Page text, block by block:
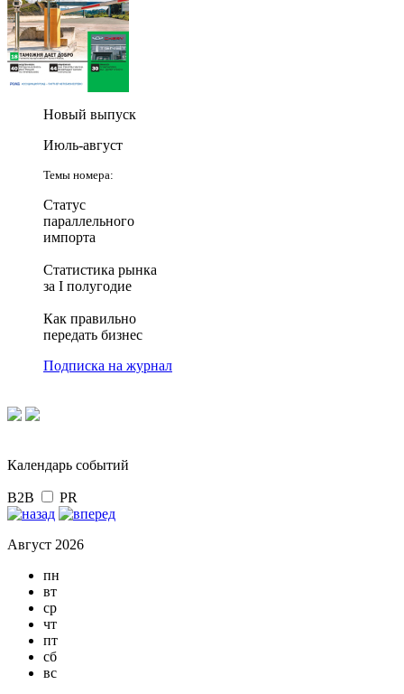
Новый выпуск
Июль-август
Темы номера:
Статус
параллельного
импорта
Статистика рынка
за I полугодие
Как правильно
передать бизнес
Подписка на журнал
Календарь событий
B2B PR
Август 2026
пн
вт
ср
чт
пт
сб
вс